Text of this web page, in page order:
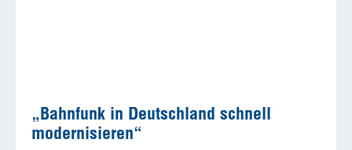
„Bahnfunk in Deutschland schnell
modernisieren“